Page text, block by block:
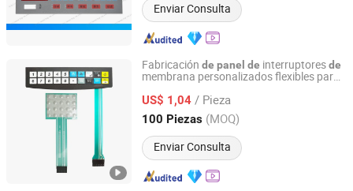
Enviar Consulta
Fabricación de panel de interruptoresde
membrana personalizados flexibles para
US$ 1,04 / Pieza
100 Piezas (MOQ)
Enviar Consulta
Xiamen Xinbixi Electronic Technology Co., Ltd
Fujian, China Desde 2024